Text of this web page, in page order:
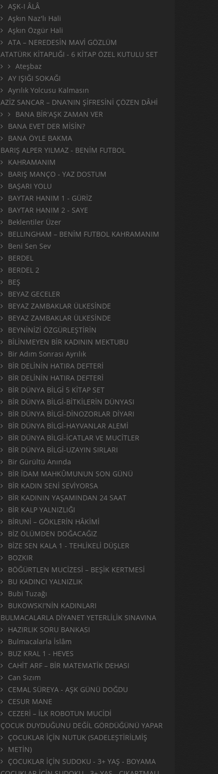
AŞK-I ÂLÂ
Aşkın Naz'lı Hali
Aşkın Özgür Hali
ATA – NEREDESİN MAVİ GÖZLÜM
ATATÜRK KİTAPLIĞI - 6 KİTAP ÖZEL KUTULU SET
Ateşbaz
AY IŞIĞI SOKAĞI
Ayrılık Yolcusu Kalmasın
AZİZ SANCAR – DNA’NIN ŞİFRESİNİ ÇÖZEN DÂHİ
BANA BİR'AŞK ZAMAN VER
BANA EVET DER MİSİN?
BANA ÖYLE BAKMA
BARIŞ ALPER YILMAZ - BENİM FUTBOL
KAHRAMANIM
BARIŞ MANÇO - YAZ DOSTUM
BAŞARI YOLU
BAYTAR HANIM 1 - GÜRİZ
BAYTAR HANIM 2 - SAYE
Beklentiler Üzer
BELLINGHAM – BENİM FUTBOL KAHRAMANIM
Beni Sen Sev
BERDEL
BERDEL 2
BEŞ
BEYAZ GECELER
BEYAZ ZAMBAKLAR ÜLKESİNDE
BEYAZ ZAMBAKLAR ÜLKESİNDE
BEYNİNİZİ ÖZGÜRLEŞTİRİN
BİLİNMEYEN BİR KADININ MEKTUBU
Bir Adım Sonrası Ayrılık
BİR DELİNİN HATIRA DEFTERİ
BİR DELİNİN HATIRA DEFTERİ
BİR DÜNYA BİLGİ 5 KİTAP SET
BİR DÜNYA BİLGİ-BİTKİLERİN DÜNYASI
BİR DÜNYA BİLGİ-DİNOZORLAR DİYARI
BİR DÜNYA BİLGİ-HAYVANLAR ALEMİ
BİR DÜNYA BİLGİ-İCATLAR VE MUCİTLER
BİR DÜNYA BİLGİ-UZAYIN SIRLARI
Bir Gürültü Anında
BİR İDAM MAHKÛMUNUN SON GÜNÜ
BİR KADIN SENİ SEVİYORSA
BİR KADININ YAŞAMINDAN 24 SAAT
BİR KALP YALNIZLIĞI
BİRUNİ – GÖKLERİN HÂKİMİ
BİZ ÖLÜMDEN DOĞACAĞIZ
BİZE SEN KALA 1 - TEHLİKELİ DÜŞLER
BOZKIR
BÖĞÜRTLEN MUCİZESİ – BEŞİK KERTMESİ
BU KADINCI YALNIZLIK
Bubi Tuzağı
BUKOWSKI'NİN KADINLARI
BULMACALARLA DİYANET YETERLİLİK SINAVINA
HAZIRLIK SORU BANKASI
Bulmacalarla İslâm
BUZ KRAL 1 - HEVES
CAHİT ARF – BİR MATEMATİK DEHASI
Can Sızım
CEMAL SÜREYA - AŞK GÜNÜ DOĞDU
CESUR MANE
CEZERİ – İLK ROBOTUN MUCİDİ
ÇOCUK DUYDUĞUNU DEĞİL GÖRDÜĞÜNÜ YAPAR
ÇOCUKLAR İÇİN NUTUK (SADELEŞTİRİLMİŞ
METİN)
ÇOCUKLAR İÇİN SUDOKU - 3+ YAŞ - BOYAMA